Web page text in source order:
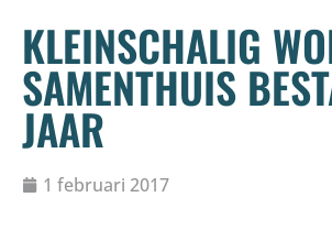
KLEINSCHALIG
SAMENTHUIS
JAAR
1 februari 2017